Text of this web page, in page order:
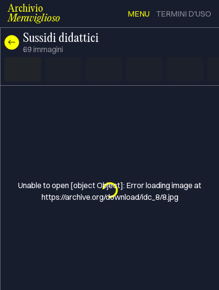
Archivio
Meraviglioso
MENU TERMINI D'USO
Sussidi didattici
69 immagini
Loading...
Unable to open [object Object]: Error loading image at
https://archive.org/download/idc_8/8.jpg